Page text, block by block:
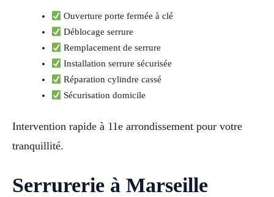
Ouverture porte fermée à clé
Déblocage serrure
Remplacement de serrure
Installation serrure sécurisée
Réparation cylindre cassé
Sécurisation domicile
Intervention rapide à 11e arrondissement pour votre
tranquillité.
Serrurerie à Marseille